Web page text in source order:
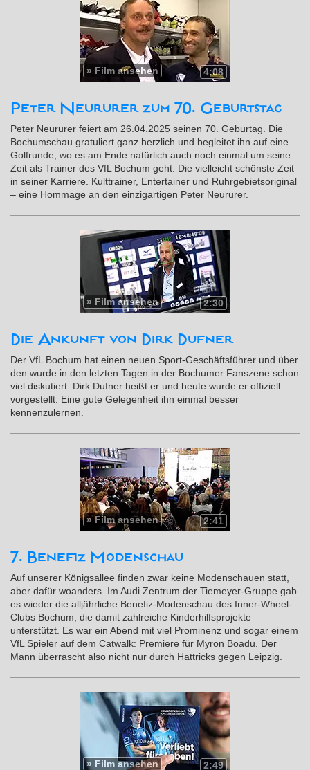
4:08
» Film ansehen
Peter Neururer zum 70. Geburtstag
Peter Neururer feiert am 26.04.2025 seinen 70. Geburtag. Die
Bochumschau gratuliert ganz herzlich und begleitet ihn auf eine
Golfrunde, wo es am Ende natürlich auch noch einmal um seine
Zeit als Trainer des VfL Bochum geht. Die vielleicht schönste Zeit
in seiner Karriere. Kulttrainer, Entertainer und Ruhrgebietsoriginal
– eine Hommage an den einzigartigen Peter Neururer.
2:30
» Film ansehen
Die Ankunft von Dirk Dufner
Der VfL Bochum hat einen neuen Sport-Geschäftsführer und über
den wurde in den letzten Tagen in der Bochumer Fanszene schon
viel diskutiert. Dirk Dufner heißt er und heute wurde er offiziell
vorgestellt. Eine gute Gelegenheit ihn einmal besser
kennenzulernen.
2:41
»Film ansehen
7. Benefiz Modenschau
Auf unserer Königsallee finden zwar keine Modenschauen statt,
aber dafür woanders. Im Audi Zentrum der Tiemeyer-Gruppe gab
es wieder die alljährliche Benefiz-Modenschau des Inner-Wheel-
Clubs Bochum, die damit zahlreiche Kinderhilfsprojekte
unterstützt. Es war ein Abend mit viel Prominenz und sogar einem
VfL Spieler auf dem Catwalk: Premiere für Myron Boadu. Der
Mann überrascht also nicht nur durch Hattricks gegen Leipzig.
2:49
» Film ansehen